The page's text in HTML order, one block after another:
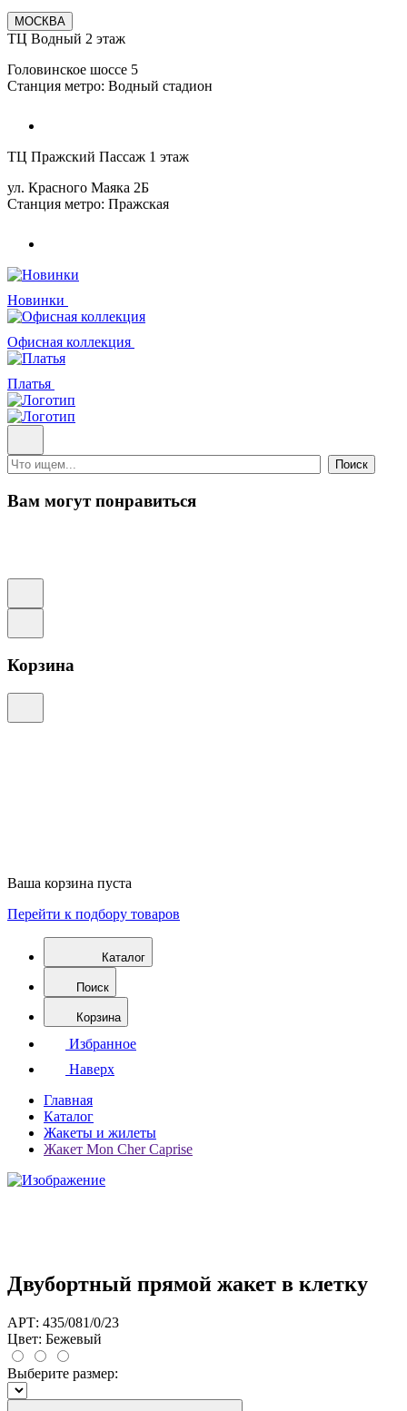
МОСКВА
ТЦ Водный 2 этаж
Головинское шоссе 5
Станция метро: Водный стадион
ТЦ Пражский Пассаж 1 этаж
ул. Красного Маяка 2Б
Станция метро: Пражская
Новинки
Офисная коллекция
Платья
Поиск
Вам могут понравиться
Корзина
Ваша корзина пуста
Перейти к подбору товаров
Каталог
Поиск
Корзина
Избранное
Наверх
Главная
Каталог
Жакеты и жилеты
Жакет Mon Cher Caprise
Двубортный прямой жакет в клетку
АРТ: 435/081/0/23
Цвет: Бежевый
Выберите размер: